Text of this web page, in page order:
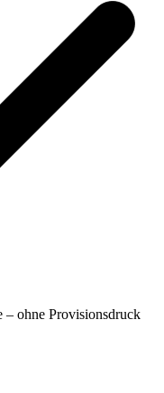
– ohne Provisionsdruck